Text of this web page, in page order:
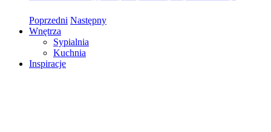
Poprzedni Następny
Wnętrza
Sypialnia
Kuchnia
Inspiracje